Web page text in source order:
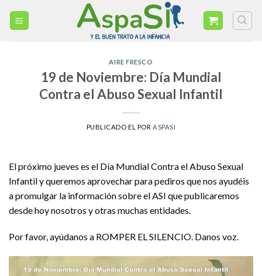
AIRE FRESCO
19 de Noviembre: Día Mundial
Contra el Abuso Sexual Infantil
PUBLICADO EL POR ASPASI
El próximo jueves es el Día Mundial Contra el Abuso Sexual
Infantil y queremos aprovechar para pediros que nos ayudéis
a promulgar la información sobre el ASI que publicaremos
desde hoy nosotros y otras muchas entidades.
Por favor, ayúdanos a ROMPER EL SILENCIO. Danos voz.